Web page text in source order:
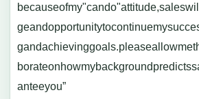
anteeyou”